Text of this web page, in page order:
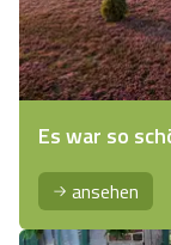
Es war so
ansehen